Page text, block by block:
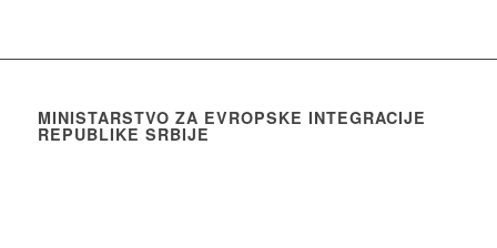
MINISTARSTVO ZA EVROPSKE INTEGRACIJE
REPUBLIKE SRBIJE